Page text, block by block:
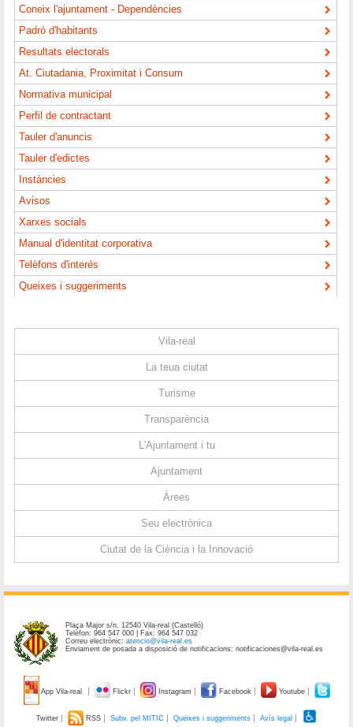
Coneix l'ajuntament - Dependències
Padró d'habitants
Resultats electorals
At. Ciutadania, Proximitat i Consum
Normativa municipal
Perfil de contractant
Tauler d'anuncis
Tauler d'edictes
Instàncies
Avisos
Xarxes socials
Manual d'identitat corporativa
Telèfons d'interés
Queixes i suggeriments
Vila-real
La teua ciutat
Turisme
Transparència
L'Ajuntament i tu
Ajuntament
Àrees
Seu electrònica
Ciutat de la Ciència i la Innovació
Plaça Major s/n. 12540 Vila-real (Castelló)
Telèfon: 964 547 000 | Fax: 964 547 032
Correu electrònic:atencio@vila-real.es
Enviament de posada a disposició de notificacions: notificaciones@vila-real.es
App Vila-real Flickr Instagram Facebook Youtube
Twitter RSS Subv. pel MITIC Queixes i suggeriments Avís legal